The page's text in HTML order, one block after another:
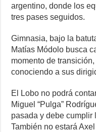
argentino, donde los
tres pases seguidos.
Gimnasia, bajo la
Matías Módolo busca
momento de
conociendo a sus
El Lobo no podrá
Miguel “Pulga”
pasada y debe cumplir
También no estará